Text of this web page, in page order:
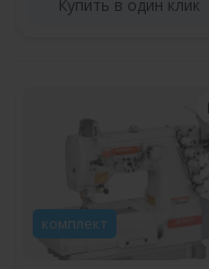
Купить в один клик
комплект